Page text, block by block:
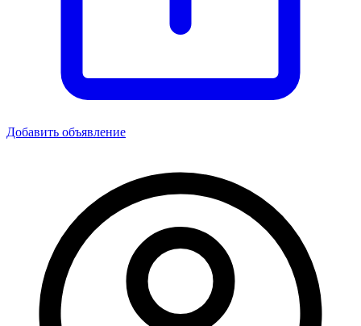
Добавить объявление